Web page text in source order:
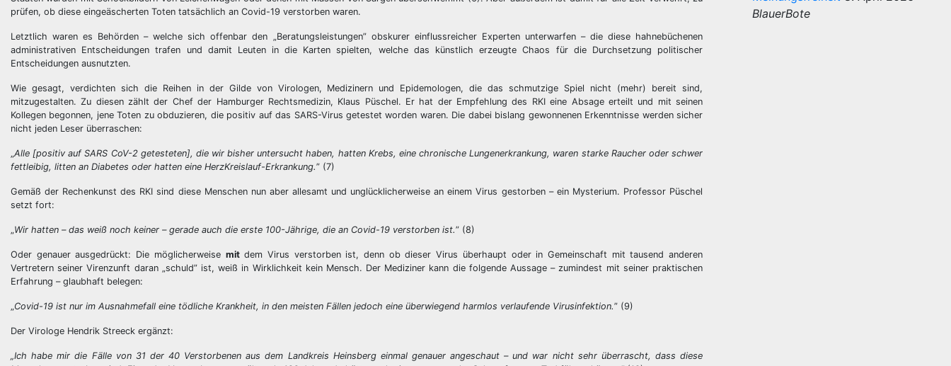
prüfen, ob diese eingeäscherten Toten tatsächlich an Covid-19 verstorben waren.
Letztlich waren es Behörden – welche sich offenbar den „Beratungsleistungen” obskurer einflussreicher Experten unterwarfen – die diese hahnebüchenen
administrativen Entscheidungen trafen und damit Leuten in die Karten spielten, welche das künstlich erzeugte Chaos für die Durchsetzung politischer
Entscheidungen ausnutzten.
Wie gesagt, verdichten sich die Reihen in der Gilde von Virologen, Medizinern und Epidemologen, die das schmutzige Spiel nicht (mehr) bereit sind,
mitzugestalten. Zu diesen zählt der Chef der Hamburger Rechtsmedizin, Klaus Püschel. Er hat der Empfehlung des RKI eine Absage erteilt und mit seinen
Kollegen begonnen, jene Toten zu obduzieren, die positiv auf das SARS-Virus getestet worden waren. Die dabei bislang gewonnenen Erkenntnisse werden sicher
nicht jeden Leser überraschen:
„Alle [positiv auf SARS CoV-2 getesteten], die wir bisher untersucht haben, hatten Krebs, eine chronische Lungenerkrankung, waren starke Raucher oder schwer
fettleibig, litten an Diabetes oder hatten eine HerzKreislauf-Erkrankung.” (7)
Gemäß der Rechenkunst des RKI sind diese Menschen nun aber allesamt und unglücklicherweise an einem Virus gestorben – ein Mysterium. Professor Püschel
setzt fort:
„Wir hatten – das weiß noch keiner – gerade auch die erste 100-Jährige, die an Covid-19 verstorben ist.” (8)
Oder genauer ausgedrückt: Die möglicherweise mitdem Virus verstorben ist, denn ob dieser Virus überhaupt oder in Gemeinschaft mit tausend anderen
Vertretern seiner Virenzunft daran „schuld” ist, weiß in Wirklichkeit kein Mensch. Der Mediziner kann die folgende Aussage – zumindest mit seiner praktischen
Erfahrung – glaubhaft belegen:
„Covid-19 ist nur im Ausnahmefall eine tödliche Krankheit, in den meisten Fällen jedoch eine überwiegend harmlos verlaufende Virusinfektion.” (9)
Der Virologe Hendrik Streeck ergänzt:
„Ich habe mir die Fälle von 31 der 40 Verstorbenen aus dem Landkreis Heinsberg einmal genauer angeschaut – und war nicht sehr überrascht, dass diese
BlauerBote